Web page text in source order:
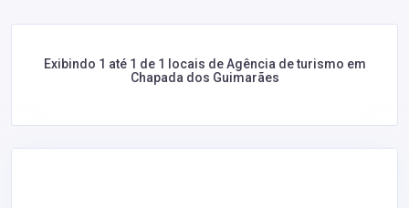
Exibindo 1 até 1 de 1 locais de Agência de turismo em
Chapada dos Guimarães